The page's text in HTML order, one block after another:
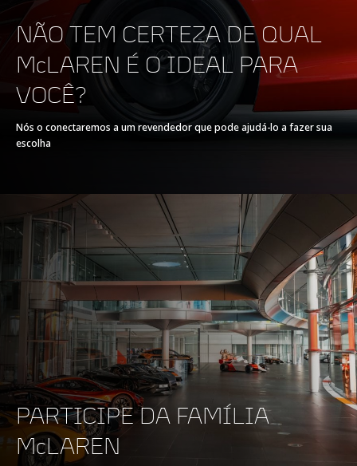
TREM DE FORÇA
TREM DE FORÇA V8 90° 3.8L
POTÊNCIA MÁXIMA 540 PS (533 bhp)
COPPIA MASSIMA
TORQUE MÁXIMO
540 Nm (398 lb-ft)
E-Motor -
TIPO DE BATERIA -
TRANSMISSÃO
7-Speed + Reverse
NÃO TEM CERTEZA DE QUAL
McLAREN É O IDEAL PARA
VOCÊ?
Nós o conectaremos a um revendedor que pode ajudá-lo a fazer sua
escolha
PARTICIPE DA FAMÍLIA
McLAREN